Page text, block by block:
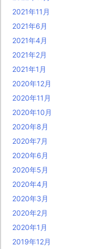
2021年11月
2021年6月
2021年4月
2021年2月
2021年1月
2020年12月
2020年11月
2020年10月
2020年8月
2020年7月
2020年6月
2020年5月
2020年4月
2020年3月
2020年2月
2020年1月
2019年12月